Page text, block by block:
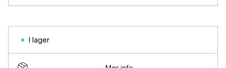
I lager